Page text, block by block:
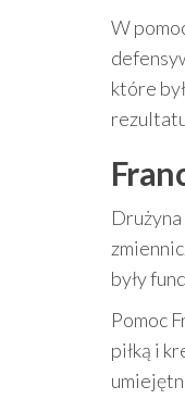
W
które
były
Pomoc
piłką i